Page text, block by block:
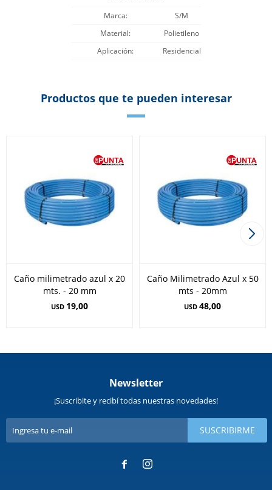
Marca
S/M
Material
Polietileno
Aplicación
Residencial
Productos que te pueden interesar
Caño milimetrado azul x 20
mts. - 20 mm
USD 19,00
Caño Milimetrado Azul x 50
mts - 20mm
USD 48,00
Newsletter
¡Suscribite y recibí todas nuestras novedades!
SUSCRIBIRME
 